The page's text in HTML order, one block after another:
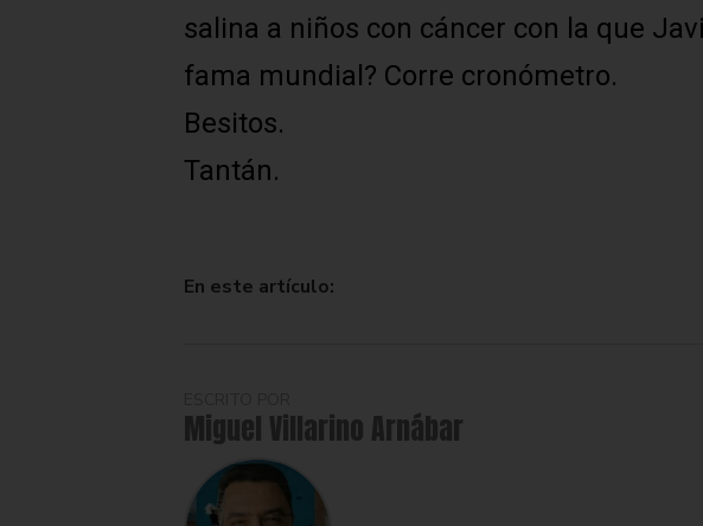
salina a niños con cáncer con la que
fama mundial? Corre cronómetro.
Besitos.
Tantán.
En este artículo:
Miguel Villarino Arnábar